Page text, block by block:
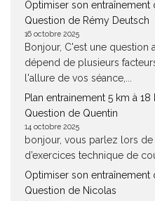
Optimiser son
Question de Rémy Deutsch
16 octobre 2025
Bonjour, C'est une
dépend de plusieurs
l'allure de vos séance,...
Plan entrainement 5 km à
Question de Quentin
14 octobre 2025
bonjour, vous parlez lors
d’exercices technique de
Optimiser son
Question de Nicolas